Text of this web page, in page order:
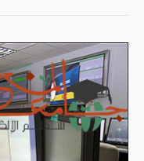
الدورة
الإلكترونية
لحياة
المبرمجين
في
البرمجة